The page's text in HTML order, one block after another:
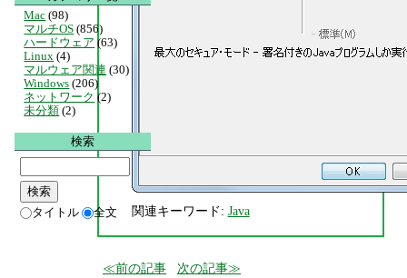
関連キーワード: Java
前の記事 次の記事
Mac (98)
マルチOS (856)
ハードウェア (63)
Linux (4)
マルウェア関連 (30)
Windows (206)
ネットワーク (2)
未分類 (2)
検索
タイトル 全文